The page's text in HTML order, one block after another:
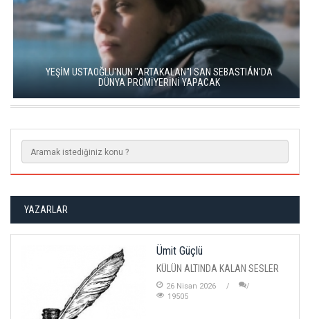
YEŞİM USTAOĞLU'NUN "ARTAKALAN"I SAN SEBASTIÁN'DA
DÜNYA PRÖMİYERİNİ YAPACAK
YAZARLAR
Ümit Güçlü
KÜLÜN ALTINDA KALAN SESLER
26 Nisan 2026
19505